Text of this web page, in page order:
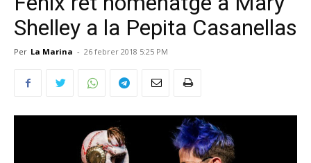
Shelley a la Pepita Casanellas
Per La Marina - 26 febrer 2018 5:25 PM